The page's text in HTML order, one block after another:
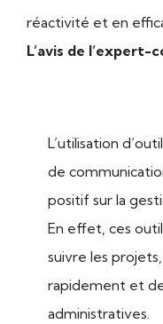
réactivité et en
L’avis de l’expert-
L’utilisation
de
positif sur la
En effet, ces
suivre les
rapidement et
administratives.